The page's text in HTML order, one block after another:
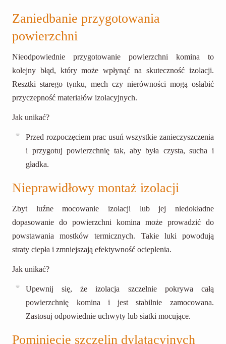
Zaniedbanie przygotowania
powierzchni
Nieodpowiednie przygotowanie powierzchni komina to
kolejny błąd, który może wpłynąć na skuteczność izolacji.
Resztki starego tynku, mech czy nierówności mogą osłabić
przyczepność materiałów izolacyjnych.
Jak unikać?
Przed rozpoczęciem prac usuń wszystkie zanieczyszczenia
i przygotuj powierzchnię tak, aby była czysta, sucha i
gładka.
Nieprawidłowy montaż izolacji
Zbyt luźne mocowanie izolacji lub jej niedokładne
dopasowanie do powierzchni komina może prowadzić do
powstawania mostków termicznych. Takie luki powodują
straty ciepła i zmniejszają efektywność ocieplenia.
Jak unikać?
Upewnij się, że izolacja szczelnie pokrywa całą
powierzchnię komina i jest stabilnie zamocowana.
Zastosuj odpowiednie uchwyty lub siatki mocujące.
Pominięcie szczelin dylatacyjnych